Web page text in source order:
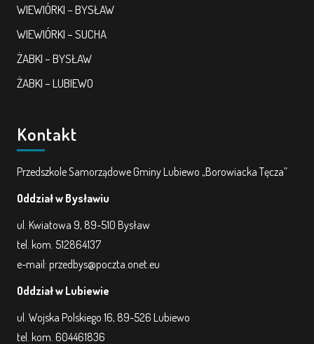
WIEWIÓRKI – BYSŁAW
WIEWIÓRKI – SUCHA
ŻABKI – BYSŁAW
ŻABKI – LUBIEWO
Kontakt
Przedszkole Samorządowe Gminy Lubiewo „Borowiacka Tęcza”
Oddział w Bysławiu
ul. Kwiatowa 9, 89-510 Bysław
tel. kom. 512864137
e-mail: przedbys@poczta.onet.eu
Oddział w Lubiewie
ul. Wojska Polskiego 16, 89-526 Lubiewo
tel. kom. 604461836